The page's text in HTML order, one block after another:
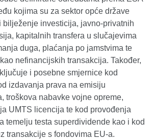
kojima su za sektor opće države
bilježenje investicija, javno-privatnih
kapitalnih transfera u slučajevima
duga, plaćanja po jamstvima te
nefinancijskih transakcija. Također,
i posebne smjernice kod
izdavanja prava na emisiju
troškova nabavke vojne opreme,
UMTS licencija te kod provođenja
temelju testa superdividende kao i kod
transakcije s fondovima EU-a.